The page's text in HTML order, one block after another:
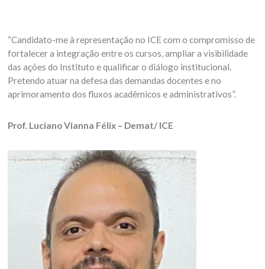
“Candidato-me à representação no ICE com o compromisso de
fortalecer a integração entre os cursos, ampliar a visibilidade
das ações do Instituto e qualificar o diálogo institucional.
Pretendo atuar na defesa das demandas docentes e no
aprimoramento dos fluxos acadêmicos e administrativos”.
Prof. Luciano Vianna Félix – Demat/ ICE